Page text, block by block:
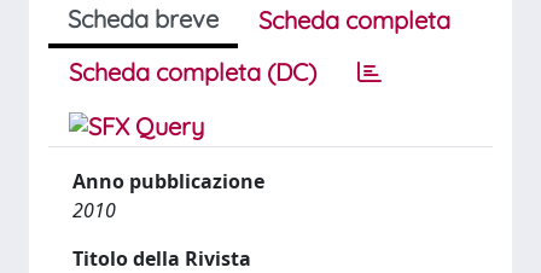
Scheda breve
Scheda completa
Scheda completa (DC)
Anno pubblicazione
2010
Titolo della Rivista